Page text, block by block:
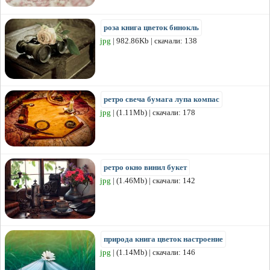
роза книга цветок бинокль
jpg | 982.86Kb | скачали: 138
ретро свеча бумага лупа компас
jpg | (1.11Mb) | скачали: 178
ретро окно винил букет
jpg | (1.46Mb) | скачали: 142
природа книга цветок настроение
jpg | (1.14Mb) | скачали: 146